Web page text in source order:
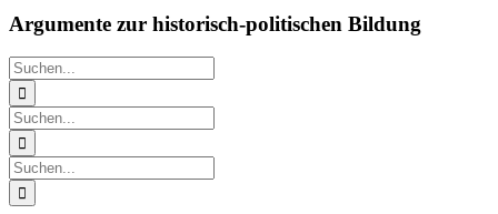
Argumente zur historisch-politischen Bildung
Suche
nach:
Suche
nach:
Suche
nach: